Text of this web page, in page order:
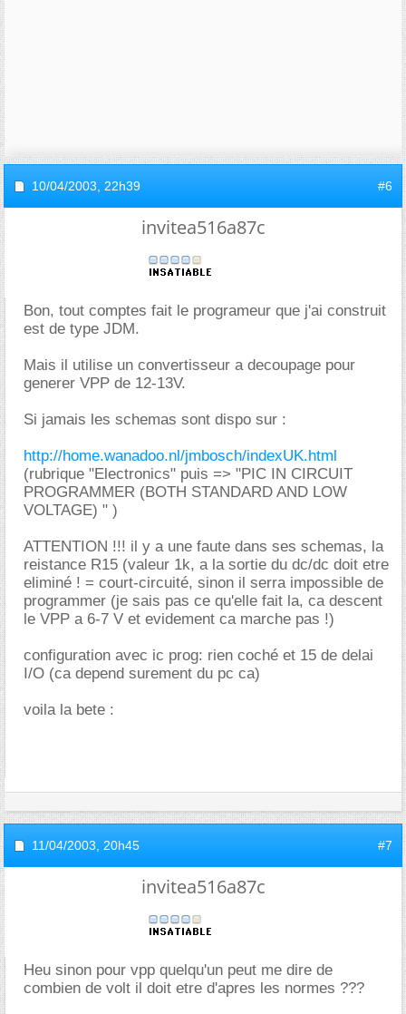
10/04/2003, 22h39 #6
invitea516a87c
Bon, tout comptes fait le programeur que j'ai construit
est de type JDM.
Mais il utilise un convertisseur a decoupage pour
generer VPP de 12-13V.
Si jamais les schemas sont dispo sur :
http://home.wanadoo.nl/jmbosch/indexUK.html
(rubrique "Electronics" puis => "PIC IN CIRCUIT
PROGRAMMER (BOTH STANDARD AND LOW
VOLTAGE) " )
ATTENTION !!! il y a une faute dans ses schemas, la
reistance R15 (valeur 1k, a la sortie du dc/dc doit etre
eliminé ! = court-circuité, sinon il serra impossible de
programmer (je sais pas ce qu'elle fait la, ca descent
le VPP a 6-7 V et evidement ca marche pas !)
configuration avec ic prog: rien coché et 15 de delai
I/O (ca depend surement du pc ca)
voila la bete :
11/04/2003, 20h45 #7
invitea516a87c
Heu sinon pour vpp quelqu'un peut me dire de
combien de volt il doit etre d'apres les normes ???